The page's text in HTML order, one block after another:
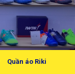
Quần áo Riki